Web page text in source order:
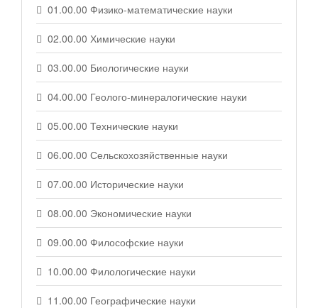
01.00.00 Физико-математические науки
02.00.00 Химические науки
03.00.00 Биологические науки
04.00.00 Геолого-минералогические науки
05.00.00 Технические науки
06.00.00 Сельскохозяйственные науки
07.00.00 Исторические науки
08.00.00 Экономические науки
09.00.00 Философские науки
10.00.00 Филологические науки
11.00.00 Географические науки